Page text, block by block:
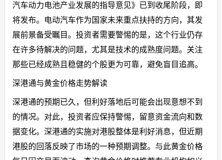
汽车动力电池产业发展的指导意见》已到收尾阶段，即
将发布。电动汽车作为国家未来重点扶持的方向，其发
展前景备受瞩目。投资者需要警惕的是，这个行业仍存
在许多待解决的问题，尤其是技术的成熟度问题。关注
那些已经成熟且稳健的个股更为可靠，避免盲目追高。
深港通与黄金价格走势解读
深港通的预期已久，但利好落地后可能会出现意想不到
的情况。对此，投资者应保持警惕，留意资金流向和数
据变化。深港通的实施对港股整体是利好消息，但近期
港股的回落反映了市场的一种预期调整。与此黄金价格